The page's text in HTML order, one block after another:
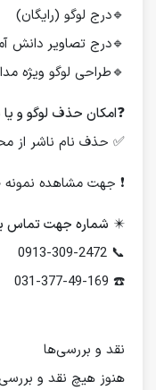
🔹درج لوگو (رایگان)
🔹درج تصاویر دانش
🔹طراحی لوگو ویژه
❓امکان حذف لوگو و یا
✅ حذف نام ناشر از
❗️ جهت مشاهده
✴️ شماره جهت تماس
📞 0913-309-2472
☎️ 031-377-49-169
نقد و بررسی‌ها
هنوز هیچ نقد و